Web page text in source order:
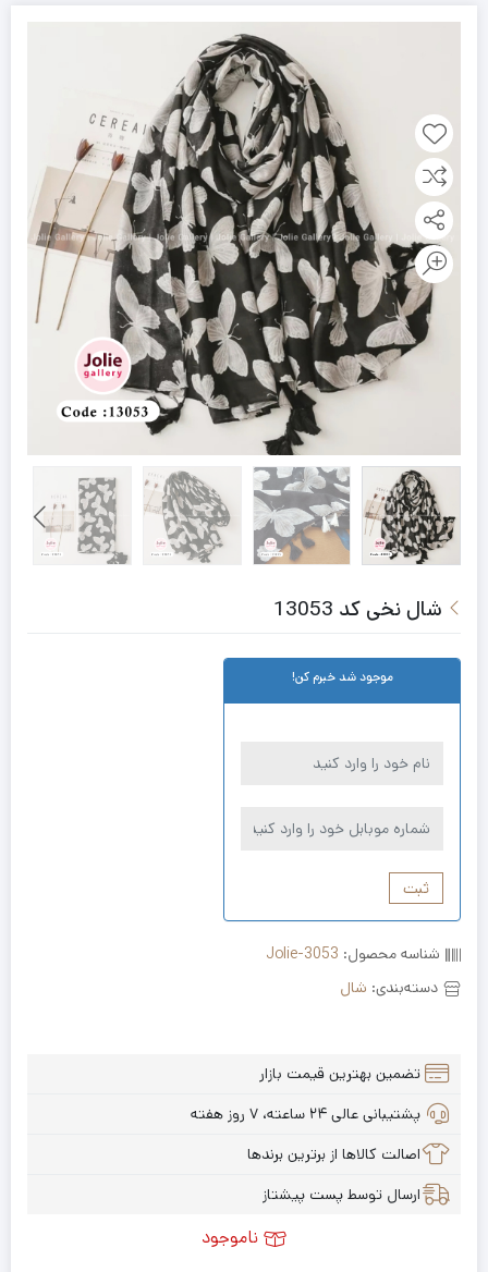
شال نخی کد 13053
موجود شد خبرم کن!
ثبت
شناسه محصول: Jolie-3053
دسته‌بندی: شال
تضمین بهترین قیمت بازار
پشتیبانی عالی ۲۴ ساعته، ۷ روز هفته
اصالت کالاها از برترین برندها
ارسال توسط پست پیشتاز
ناموجود